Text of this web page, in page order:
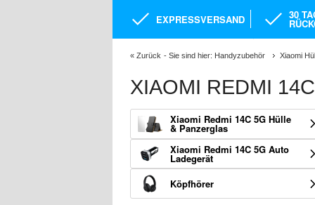
EXPRESSVERSAND 30
« Zurück - Sie sind hier: Handyzubehör Xiaomi
XIAOMI REDMI
Xiaomi Redmi 14C 5G Hülle
& Panzerglas
Xiaomi Redmi 14C 5G Auto
Ladegerät
Köpfhörer